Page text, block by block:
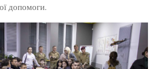
допомоги.